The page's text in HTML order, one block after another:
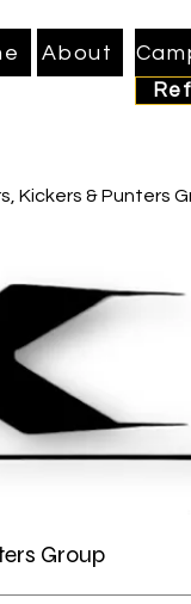
About
Kickers & Punters
Group